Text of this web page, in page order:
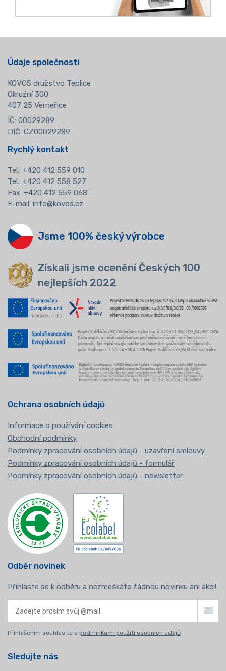
Údaje společnosti
KOVOS družstvo Teplice
Okružní 300
407 25 Verneřice
IČ: 00029289
DIČ: CZ00029289
Rychlý kontakt
Tel.: +420 412 559 010
Tel.: +420 412 558 527
Fax: +420 412 559 068
E-mail: info@kovos.cz
Jsme 100% český výrobce
Získali jsme ocenění Českých 100
nejlepších 2022
Ochrana osobních údajů
Informace o používání cookies
Obchodní podmínky
Podmínky zpracování osobních údajů - uzavření smlouvy
Podmínky zpracování osobních údajů - formulář
Podmínky zpracování osobních údajů - newsletter
Odběr novinek
Přihlaste se k odběru a nezmeškáte žádnou novinku ani akci!
Přihlášením souhlasíte s podmínkami použití osobních udajů
Sledujte nás